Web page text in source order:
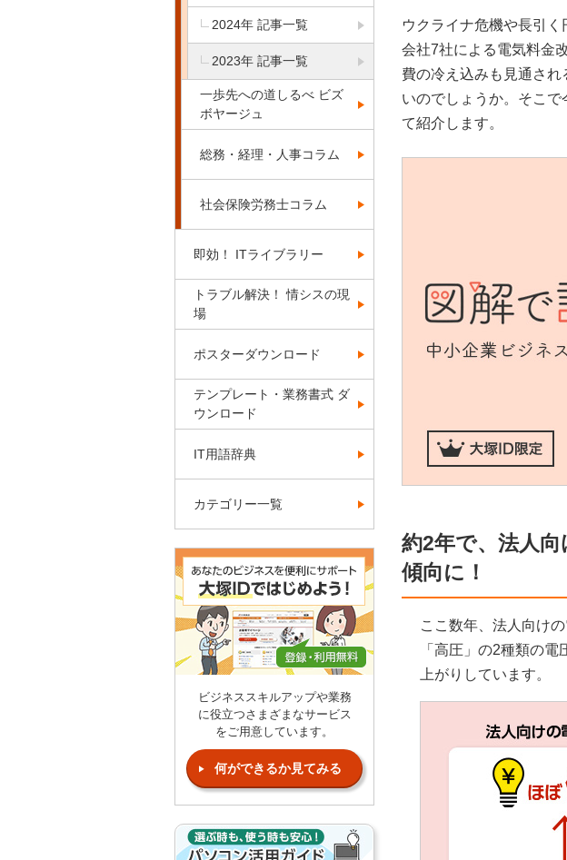
ウクライナ危機や長引
会社7社による電気料金
費の冷え込みも見通さ
いのでしょうか。そこ
て紹介します。
約2年で、法人
傾向に！
ここ数年、法人向け
「高圧」の2種類の
上がりしています。
2024年 記事一覧
2023年 記事一覧
一歩先への道しるべ ビズ
ボヤージュ
総務・経理・人事コラム
社会保険労務士コラム
即効！ ITライブラリー
トラブル解決！ 情シスの現
場
ポスターダウンロード
テンプレート・業務書式 ダ
ウンロード
IT用語辞典
カテゴリー一覧
ビジネススキルアップや業務
に役立つさまざまなサービス
をご用意しています。
何ができるか見てみる